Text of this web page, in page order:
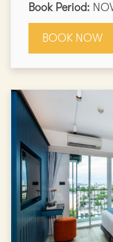
Book Period:
BOOK NOW